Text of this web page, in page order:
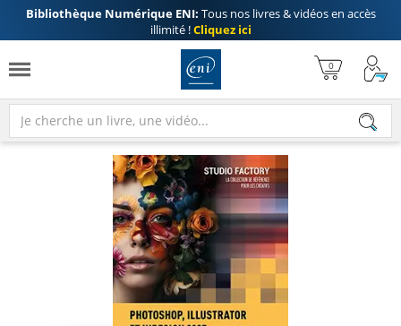
Bibliothèque Numérique ENI: Tous nos livres & vidéos en accès
illimité !Cliquez ici